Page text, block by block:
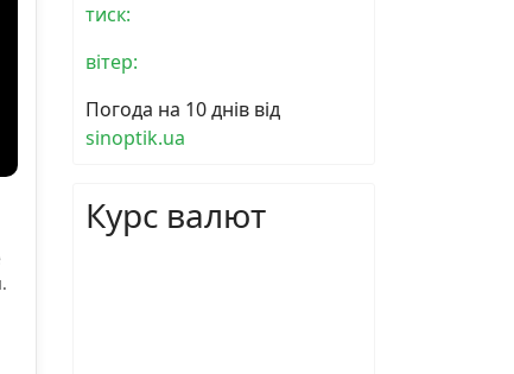
тиск:
вітер:
Погода на 10 днів від
sinoptik.ua
Курс валют